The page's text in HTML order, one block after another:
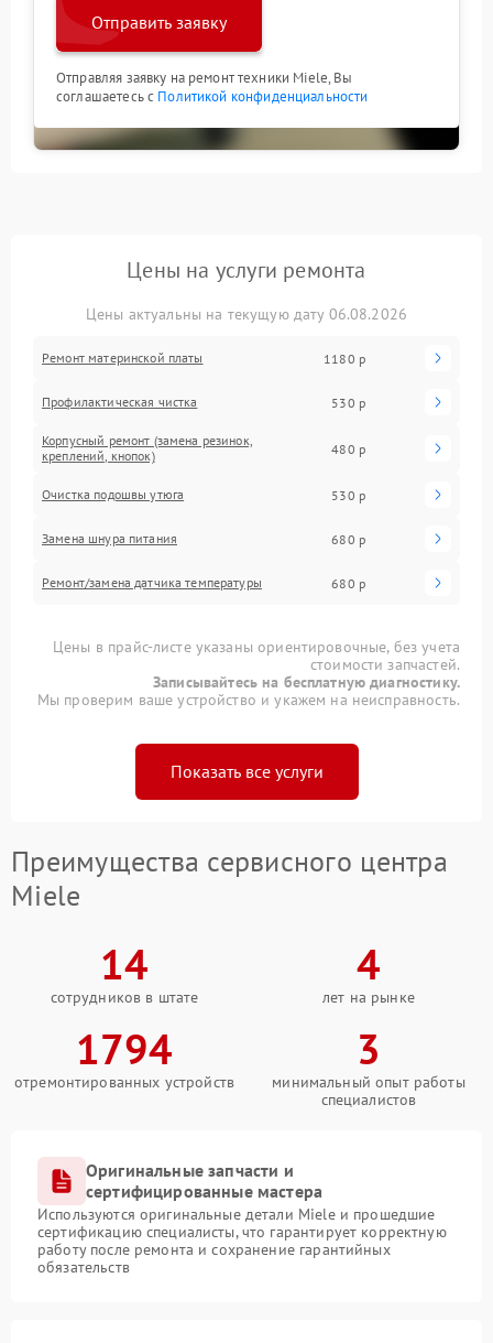
Отправить заявку
Отправляя заявку на ремонт техники Miele, Вы
соглашаетесь с Политикой конфиденциальности
Цены на услуги ремонта
Цены актуальны на текущую дату 06.08.2026
Ремонт материнской платы 1180 р
Профилактическая чистка 530 р
Корпусный ремонт (замена резинок,
креплений, кнопок)
480 р
Очистка подошвы утюга 530 р
Замена шнура питания 680 р
Ремонт/замена датчика температуры 680 р
Цены в прайс-листе указаны ориентировочные, без учета
стоимости запчастей.
Записывайтесь на бесплатную диагностику.
Мы проверим ваше устройство и укажем на неисправность.
Показать все услуги
Преимущества сервисного центра
Miele
14
сотрудников в штате
4
лет на рынке
1794
отремонтированных устройств
3
минимальный опыт работы
специалистов
Оригинальные запчасти и
сертифицированные мастера
Используются оригинальные детали Miele и прошедшие
сертификацию специалисты, что гарантирует корректную
работу после ремонта и сохранение гарантийных
обязательств